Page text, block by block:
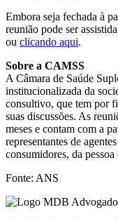
Embora seja fechada à
reunião pode ser
ou clicando aqui.
Sobre a CAMSS
A Câmara de Saúde
institucionalizada da
consultivo, que tem por
suas discussões. As
meses e contam com a
representantes de
consumidores, da
Fonte: ANS